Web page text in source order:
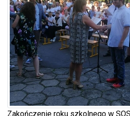
Zakończenie roku szkolnego w